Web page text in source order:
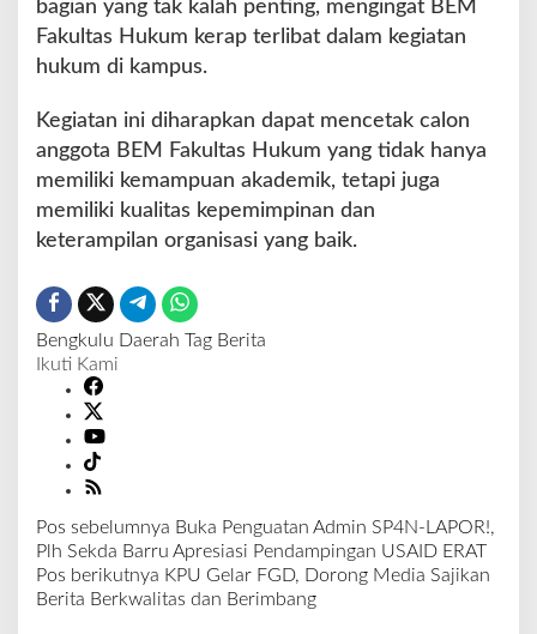
bagian yang tak kalah penting, mengingat BEM
Fakultas Hukum kerap terlibat dalam kegiatan
hukum di kampus.
Kegiatan ini diharapkan dapat mencetak calon
anggota BEM Fakultas Hukum yang tidak hanya
memiliki kemampuan akademik, tetapi juga
memiliki kualitas kepemimpinan dan
keterampilan organisasi yang baik.
Bengkulu Daerah Tag Berita
Ikuti Kami
N
a
v
Pos sebelumnya Buka Penguatan Admin SP4N-LAPOR!,
Plh Sekda Barru Apresiasi Pendampingan USAID ERAT
Pos berikutnya KPU Gelar FGD, Dorong Media Sajikan
Berita Berkwalitas dan Berimbang